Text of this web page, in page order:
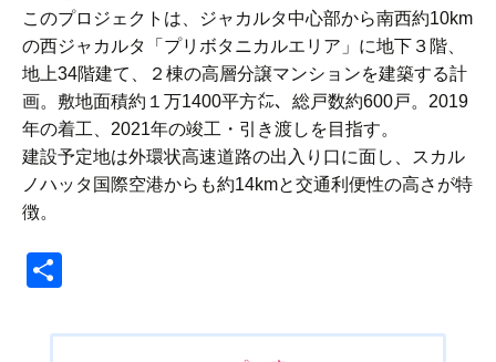
このプロジェクトは、ジャカルタ中心部から南西約10km
の西ジャカルタ「プリボタニカルエリア」に地下３階、
地上34階建て、２棟の高層分譲マンションを建築する計
画。敷地面積約１万1400平方㍍、総戸数約600戸。2019
年の着工、2021年の竣工・引き渡しを目指す。
建設予定地は外環状高速道路の出入り口に面し、スカル
ノハッタ国際空港からも約14kmと交通利便性の高さが特
徴。